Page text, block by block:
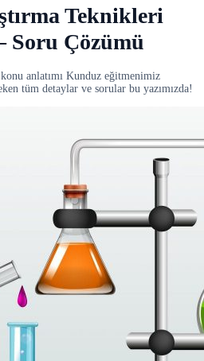
Teknikleri
Soru Çözümü
anlatımı Kunduz eğitmenimiz
tüm detaylar ve sorular bu yazımızda!